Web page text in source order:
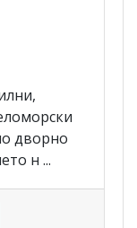
дворно
н ...